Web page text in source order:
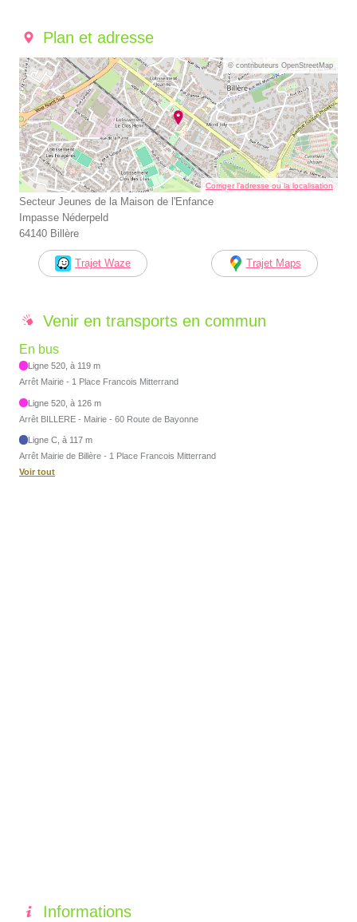
Plan et adresse
© contributeurs OpenStreetMap
Corriger l’adresse ou la localisation
Secteur Jeunes de la Maison de l'Enfance
Impasse Néderpeld
64140 Billère
Trajet Waze Trajet Maps
Venir en transports en commun
En bus
Ligne 520, à 119 m
Arrêt Mairie - 1 Place Francois Mitterrand
Ligne 520, à 126 m
Arrêt BILLERE - Mairie - 60 Route de Bayonne
Ligne C, à 117 m
Arrêt Mairie de Billère - 1 Place Francois Mitterrand
Voir tout
Informations